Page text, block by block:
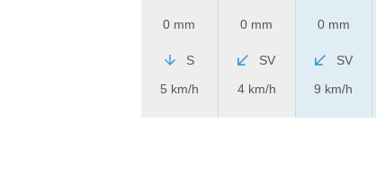
0 mm
S
5 km/h
0 mm
SV
4 km/h
0 mm
SV
9 km/h